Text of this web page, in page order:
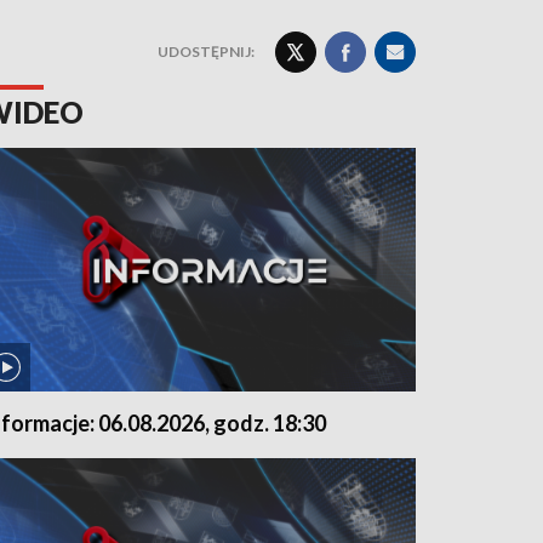
UDOSTĘPNIJ:
06.08.2026, godz. 18:30